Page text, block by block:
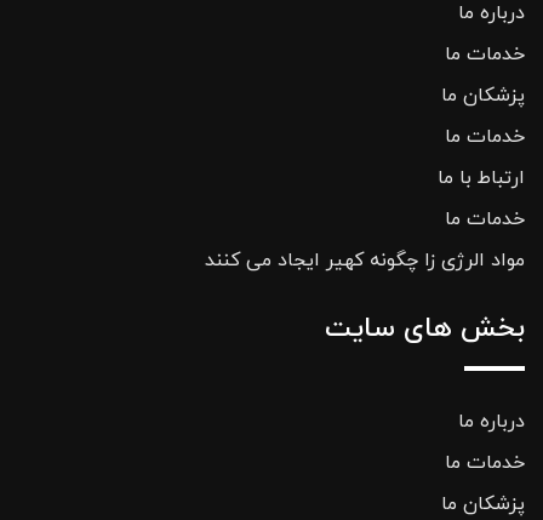
درباره ما
خدمات ما
پزشکان ما
خدمات ما
ارتباط با ما
خدمات ما
مواد الرژی زا چگونه کهیر ایجاد می کنند
بخش های سایت
درباره ما
خدمات ما
پزشکان ما